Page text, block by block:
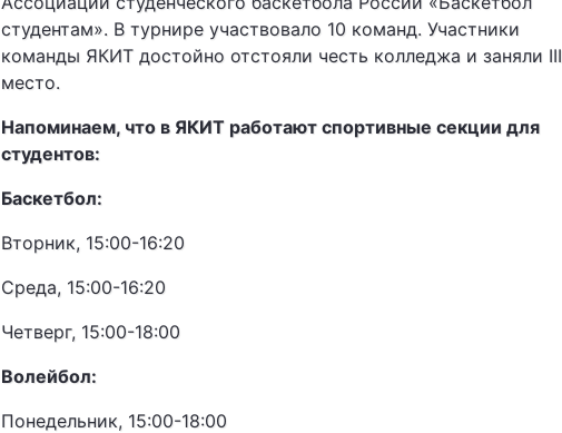
студентам». В турнире участвовало 10 команд. Участники
команды ЯКИТ достойно отстояли честь колледжа и заняли III
место.
Напоминаем, что в ЯКИТ работают спортивные секции для
студентов:
Баскетбол:
Вторник, 15:00-16:20
Среда, 15:00-16:20
Четверг, 15:00-18:00
Волейбол:
Понедельник, 15:00-18:00